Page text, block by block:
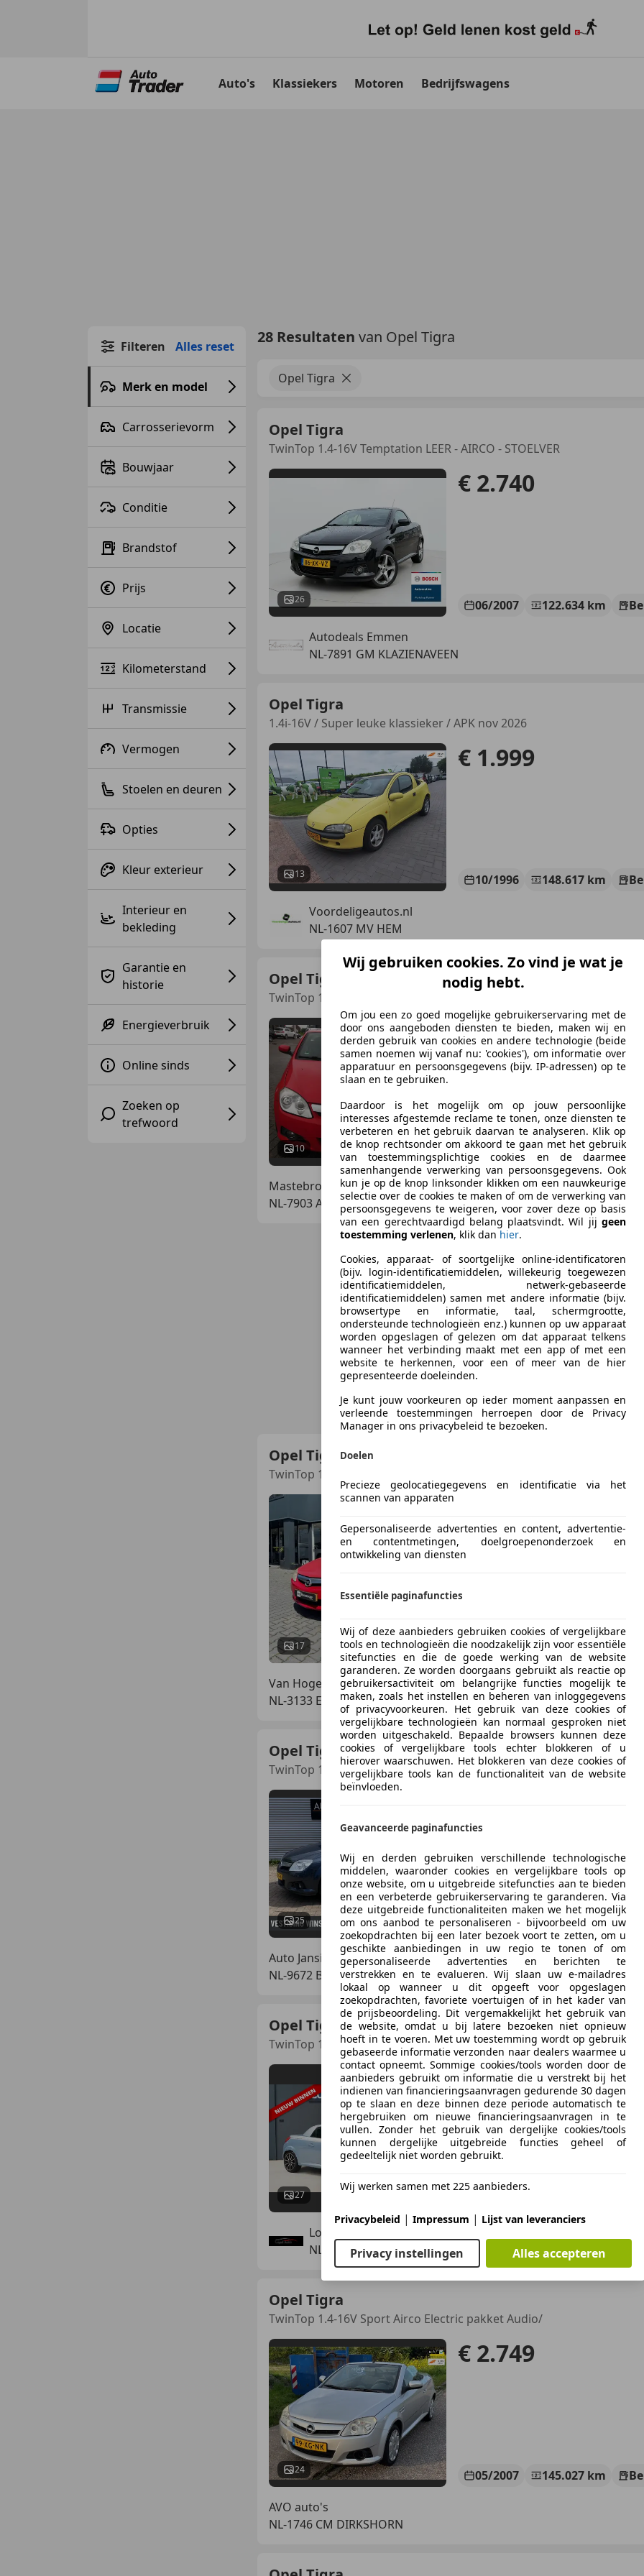
Auto's Klassiekers Motoren Bedrijfswagens
Filteren Alles reset
Merk en model
Carrosserievorm
Bouwjaar
Conditie
Brandstof
Prijs
Locatie
Kilometerstand
Transmissie
Vermogen
Stoelen en deuren
Opties
Kleur exterieur
Interieur en
bekleding
Garantie en
historie
Energieverbruik
Online sinds
Zoeken op
trefwoord
28 Resultaten van Opel Tigra
Opel Tigra
Opel Tigra
TwinTop 1.4-16V Temptation LEER - AIRCO - STOELVER
26
€ 2.740
06/2007 122.634 km
Autodeals Emmen
NL-7891 GM KLAZIENAVEEN
Opel Tigra
1.4i-16V / Super leuke klassieker / APK nov 2026
13
€ 1.999
10/1996 148.617 km
Voordeligeautos.nl
NL-1607 MV HEM
Opel Tigra
TwinTop 1.4-16V Enjoy Staat in De Krim
10
€ 1.900
05/2005 170.828 km
Mastebroek's Automobielbedrijven B.V.
NL-7903 AN HOOGEVEEN
Opel Tigra
TwinTop 1.4-16V Sport CABRIO AIRCO CARPLAY
17 07/2006 68.403 km
Van Hogendorp Auto's
NL-3133 EE VLAARDINGEN
Opel Tigra
TwinTop 1.8-16V Enjoy | Airco | Stoelverwarming |
25 03/2010 118.035 km
Auto Jansingh
NL-9672 BJ WINSCHOTEN
Opel Tigra
TwinTop 1.8-16V Cosmo | AIRCO | ELEK.RAMEN | APK |
27
€ 1.749
Loyaal Auto's
NL-2163 HC LISSE
Opel Tigra
TwinTop 1.4-16V Sport Airco Electric pakket Audio/
24
€ 2.749
05/2007 145.027 km
AVO auto's
NL-1746 CM DIRKSHORN
Wij gebruiken cookies. Zo vind je wat je
nodig hebt.
Om jou een zo goed mogelijke gebruikerservaring met de
door ons aangeboden diensten te bieden, maken wij en
derden gebruik van cookies en andere technologie (beide
samen noemen wij vanaf nu: 'cookies'), om informatie over
apparatuur en persoonsgegevens (bijv. IP-adressen) op te
slaan en te gebruiken.
Daardoor is het mogelijk om op jouw persoonlijke
interesses afgestemde reclame te tonen, onze diensten te
verbeteren en het gebruik daarvan te analyseren. Klik op
de knop rechtsonder om akkoord te gaan met het gebruik
van toestemmingsplichtige cookies en de daarmee
samenhangende verwerking van persoonsgegevens. Ook
kun je op de knop linksonder klikken om een nauwkeurige
selectie over de cookies te maken of om de verwerking van
persoonsgegevens te weigeren, voor zover deze op basis
van een gerechtvaardigd belang plaatsvindt. Wil jij geen
toestemming verlenen, klik dan hier.
Cookies, apparaat- of soortgelijke online-identificatoren
(bijv. login-identificatiemiddelen, willekeurig toegewezen
identificatiemiddelen, netwerk-gebaseerde
identificatiemiddelen) samen met andere informatie (bijv.
browsertype en informatie, taal, schermgrootte,
ondersteunde technologieën enz.) kunnen op uw apparaat
worden opgeslagen of gelezen om dat apparaat telkens
wanneer het verbinding maakt met een app of met een
website te herkennen, voor een of meer van de hier
gepresenteerde doeleinden.
Je kunt jouw voorkeuren op ieder moment aanpassen en
verleende toestemmingen herroepen door de Privacy
Manager in ons privacybeleid te bezoeken.
Doelen
Precieze geolocatiegegevens en identificatie via het
scannen van apparaten
Gepersonaliseerde advertenties en content, advertentie-
en contentmetingen, doelgroepenonderzoek en
ontwikkeling van diensten
Essentiële paginafuncties
Wij of deze aanbieders gebruiken cookies of vergelijkbare
tools en technologieën die noodzakelijk zijn voor essentiële
sitefuncties en die de goede werking van de website
garanderen. Ze worden doorgaans gebruikt als reactie op
gebruikersactiviteit om belangrijke functies mogelijk te
maken, zoals het instellen en beheren van inloggegevens
of privacyvoorkeuren. Het gebruik van deze cookies of
vergelijkbare technologieën kan normaal gesproken niet
worden uitgeschakeld. Bepaalde browsers kunnen deze
cookies of vergelijkbare tools echter blokkeren of u
hierover waarschuwen. Het blokkeren van deze cookies of
vergelijkbare tools kan de functionaliteit van de website
beïnvloeden.
Geavanceerde paginafuncties
Wij en derden gebruiken verschillende technologische
middelen, waaronder cookies en vergelijkbare tools op
onze website, om u uitgebreide sitefuncties aan te bieden
en een verbeterde gebruikerservaring te garanderen. Via
deze uitgebreide functionaliteiten maken we het mogelijk
om ons aanbod te personaliseren - bijvoorbeeld om uw
zoekopdrachten bij een later bezoek voort te zetten, om u
geschikte aanbiedingen in uw regio te tonen of om
gepersonaliseerde advertenties en berichten te
verstrekken en te evalueren. Wij slaan uw e-mailadres
lokaal op wanneer u dit opgeeft voor opgeslagen
zoekopdrachten, favoriete voertuigen of in het kader van
de prijsbeoordeling. Dit vergemakkelijkt het gebruik van
de website, omdat u bij latere bezoeken niet opnieuw
hoeft in te voeren. Met uw toestemming wordt op gebruik
gebaseerde informatie verzonden naar dealers waarmee u
contact opneemt. Sommige cookies/tools worden door de
aanbieders gebruikt om informatie die u verstrekt bij het
indienen van financieringsaanvragen gedurende 30 dagen
op te slaan en deze binnen deze periode automatisch te
hergebruiken om nieuwe financieringsaanvragen in te
vullen. Zonder het gebruik van dergelijke cookies/tools
kunnen dergelijke uitgebreide functies geheel of
gedeeltelijk niet worden gebruikt.
Wij werken samen met 225 aanbieders.
Privacybeleid | Impressum | Lijst van leveranciers
Privacy instellingen Alles accepteren